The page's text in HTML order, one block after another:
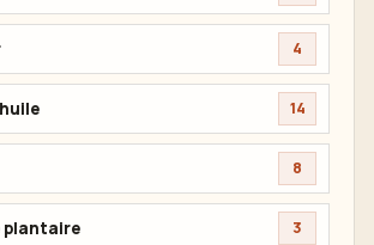
4
14
8
plantaire 3